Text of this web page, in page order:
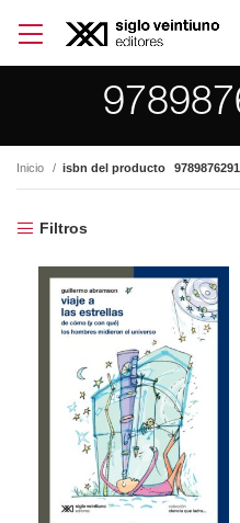
Inicio isbn del producto
Filtros